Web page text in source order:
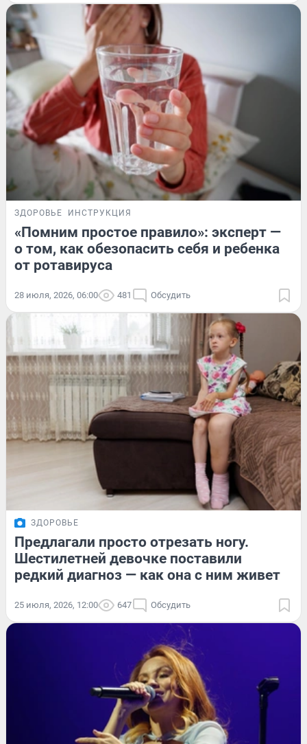
ЗДОРОВЬЕ ИНСТРУКЦИЯ
«Помним простое правило»: эксперт —
о том, как обезопасить себя и ребенка
от ротавируса
28 июля, 2026, 06:00 481 Обсудить
ЗДОРОВЬЕ
Предлагали просто отрезать ногу.
Шестилетней девочке поставили
редкий диагноз — как она с ним живет
25 июля, 2026, 12:00 647 Обсудить